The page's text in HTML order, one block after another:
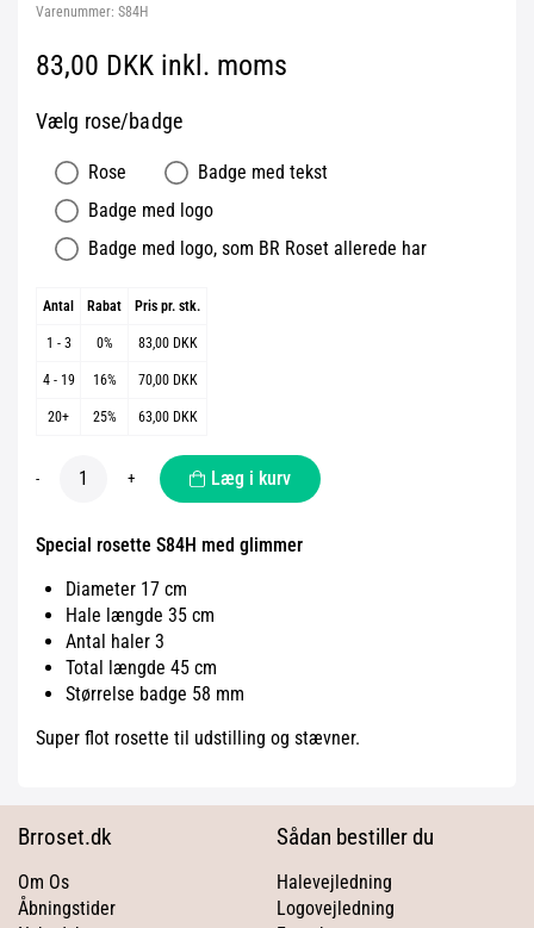
Varenummer: S84H
83,00 DKK inkl. moms
Vælg rose/badge
Rose
Badge med tekst
Badge med logo
Badge med logo, som BR Roset allerede har
Antal Rabat Pris pr. stk.
1 - 3 0% 83,00 DKK
4 - 19 16% 70,00 DKK
20+ 25% 63,00 DKK
- + Læg i kurv
Special rosette S84H med glimmer
Diameter 17 cm
Hale længde 35 cm
Antal haler 3
Total længde 45 cm
Størrelse badge 58 mm
Super flot rosette til udstilling og stævner.
Brroset.dk
Om Os
Åbningstider
Sådan bestiller du
Halevejledning
Logovejledning